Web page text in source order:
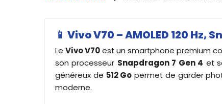
📱 Vivo V70 – AMOLED 120
Le Vivo V70est un smartphone premium
son processeur Snapdragon 7 Gen 4 et
généreux de 512 Go permet de garder
moderne.